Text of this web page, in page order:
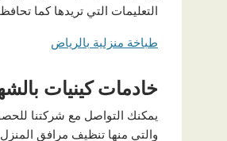
التعليمات التي تريدها كما
طباخة منزلية بالرياض
خادمات كينيات
يمكنك التواصل مع شركتنا
والتي منها تنظيف مرافق